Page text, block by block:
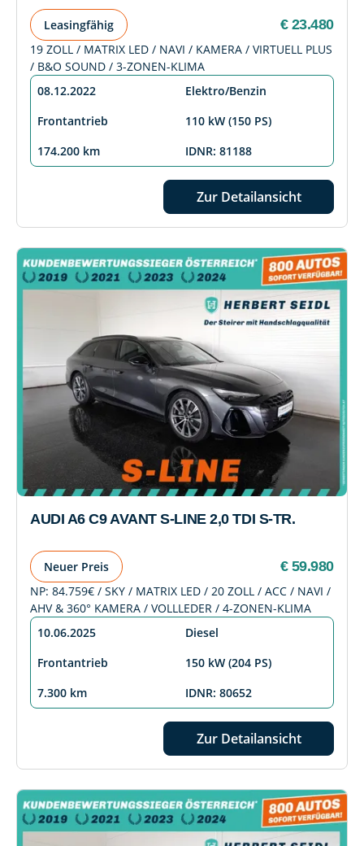
Leasingfähig € 23.480
19 ZOLL / MATRIX LED / NAVI / KAMERA / VIRTUELL PLUS
/ B&O SOUND / 3-ZONEN-KLIMA
08.12.2022
Elektro/Benzin
Frontantrieb
110 kW (150 PS)
174.200 km
IDNR: 81188
Zur Detailansicht
AUDI A6 C9 AVANT S-LINE 2,0 TDI S-TR.
Neuer Preis € 59.980
NP: 84.759€ / SKY / MATRIX LED / 20 ZOLL / ACC / NAVI /
AHV & 360° KAMERA / VOLLLEDER / 4-ZONEN-KLIMA
10.06.2025
Diesel
Frontantrieb
150 kW (204 PS)
7.300 km
IDNR: 80652
Zur Detailansicht